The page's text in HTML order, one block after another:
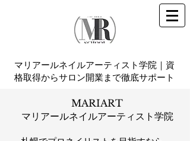
マリアールネイルアーティスト学院｜資
格取得からサロン開業まで徹底サポート
MARIART
マリアールネイルアーティスト学院